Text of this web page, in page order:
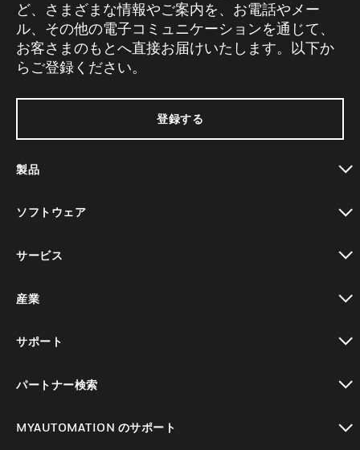
ど、さまざまな情報やご案内を、お電話やメー
ル、その他の電子コミュニケーションを通じて、
お客さまのもとへ直接お届けいたします。以下か
らご登録ください。
登録する
製品
ソフトウェア
サービス
産業
サポート
パートナー検索
MYAUTOMATION のサポート